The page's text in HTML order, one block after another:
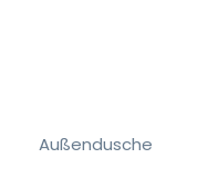
Außendusche